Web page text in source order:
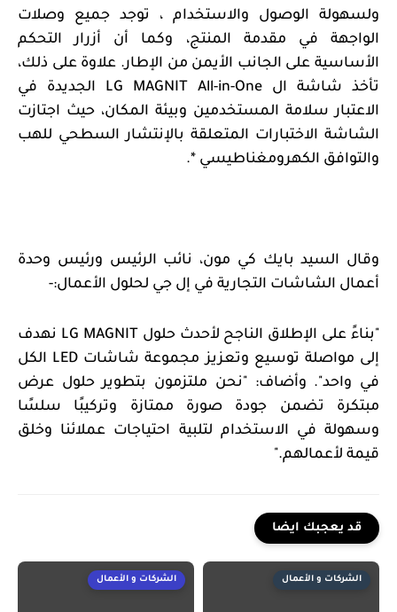
ولسهولة الوصول والاستخدام ، توجد جميع وصلات
الواجهة في مقدمة المنتج، وكما أن أزرار التحكم
الأساسية على الجانب الأيمن من الإطار. علاوة على ذلك،
تأخذ شاشة ال LG MAGNIT All-in-One الجديدة في
الاعتبار سلامة المستخدمين وبيئة المكان، حيث اجتازت
الشاشة الاختبارات المتعلقة بالإنتشار السطحي للهب
والتوافق الكهرومغناطيسي *.
وقال السيد بايك كي مون، نائب الرئيس ورئيس وحدة
أعمال الشاشات التجارية في إل جي لحلول الأعمال:-
"بناءً على الإطلاق الناجح لأحدث حلول LG MAGNIT نهدف
إلى مواصلة توسيع وتعزيز مجموعة شاشات LED الكل
في واحد". وأضاف: "نحن ملتزمون بتطوير حلول عرض
مبتكرة تضمن جودة صورة ممتازة وتركيبًا سلسًا
وسهولة في الاستخدام لتلبية احتياجات عملائنا وخلق
قيمة لأعمالهم."
قد يعجبك ايضا
الشركات و الأعمال الشركات و الأعمال